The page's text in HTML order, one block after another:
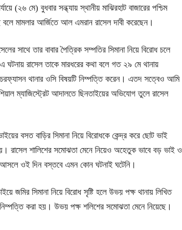
(২৬ মে) বুধবার সন্ধ্যায় স্থানীয় মাঝিরহাট বাজারের পশ্চিম
বলে মামলার আর্জিতে আল এমরান রাসেল দাবী করেছেন।
সাথে তার বাবার পৈত্রিক সম্পতির সিমানা নিয়ে বিরোধ চলে
রাসেল তাকে মারধরের কথা বলে গত ২৯ মে থানায়
থানার ওসি বিষয়টি নিম্পত্তি করেন। এতদ সত্বেও আমি
ম্যাজিস্ট্রেট আদালতে ছিনতাইয়ের অভিযোগ তুলে রাসেল
বসত বাড়ির সিমানা নিয়ে বিরোধকে কেন্দ্র করে ছোট ভাই
রাসেল শালিশের সমোঝতা মেনে নিয়েও অহেতুক ভাবে বড় ভাই ও
আসলে ওই দিন বস্তবে এমন কোন ঘটনাই ঘটেনি।
জমির সিমানা নিয়ে বিরোধ সৃষ্টি হলে উভয় পক্ষ থানায় লিখিত
করা হয়। উভয় পক্ষ শলিশের সমোঝতা মেনে নিয়েছে।